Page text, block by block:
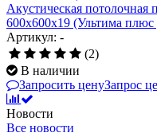
Акустическая
600x600x19 (Ультима плюс
Артикул: -
(2)
В наличии
Запросить ценуЗапрос
Новости
Все новости